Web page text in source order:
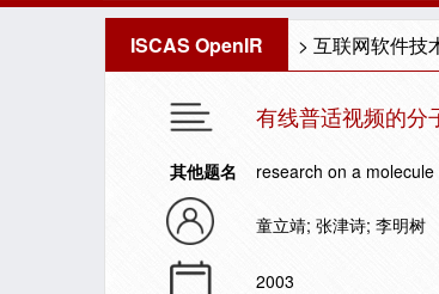
ISCAS OpenIR > 互联网软件技
有线普适视频的分
其他题名 research on a
童立靖; 张津诗; 李明树
2003